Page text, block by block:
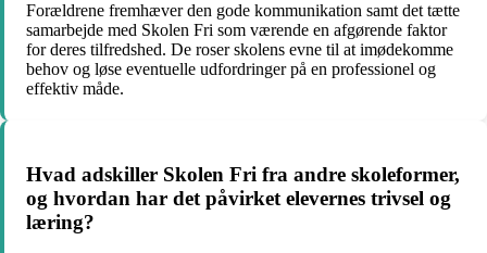
Forældrene fremhæver den gode kommunikation samt det tætte
samarbejde med Skolen Fri som værende en afgørende faktor
for deres tilfredshed. De roser skolens evne til at imødekomme
behov og løse eventuelle udfordringer på en professionel og
effektiv måde.
Hvad adskiller Skolen Fri fra andre skoleformer,
og hvordan har det påvirket elevernes trivsel og
læring?